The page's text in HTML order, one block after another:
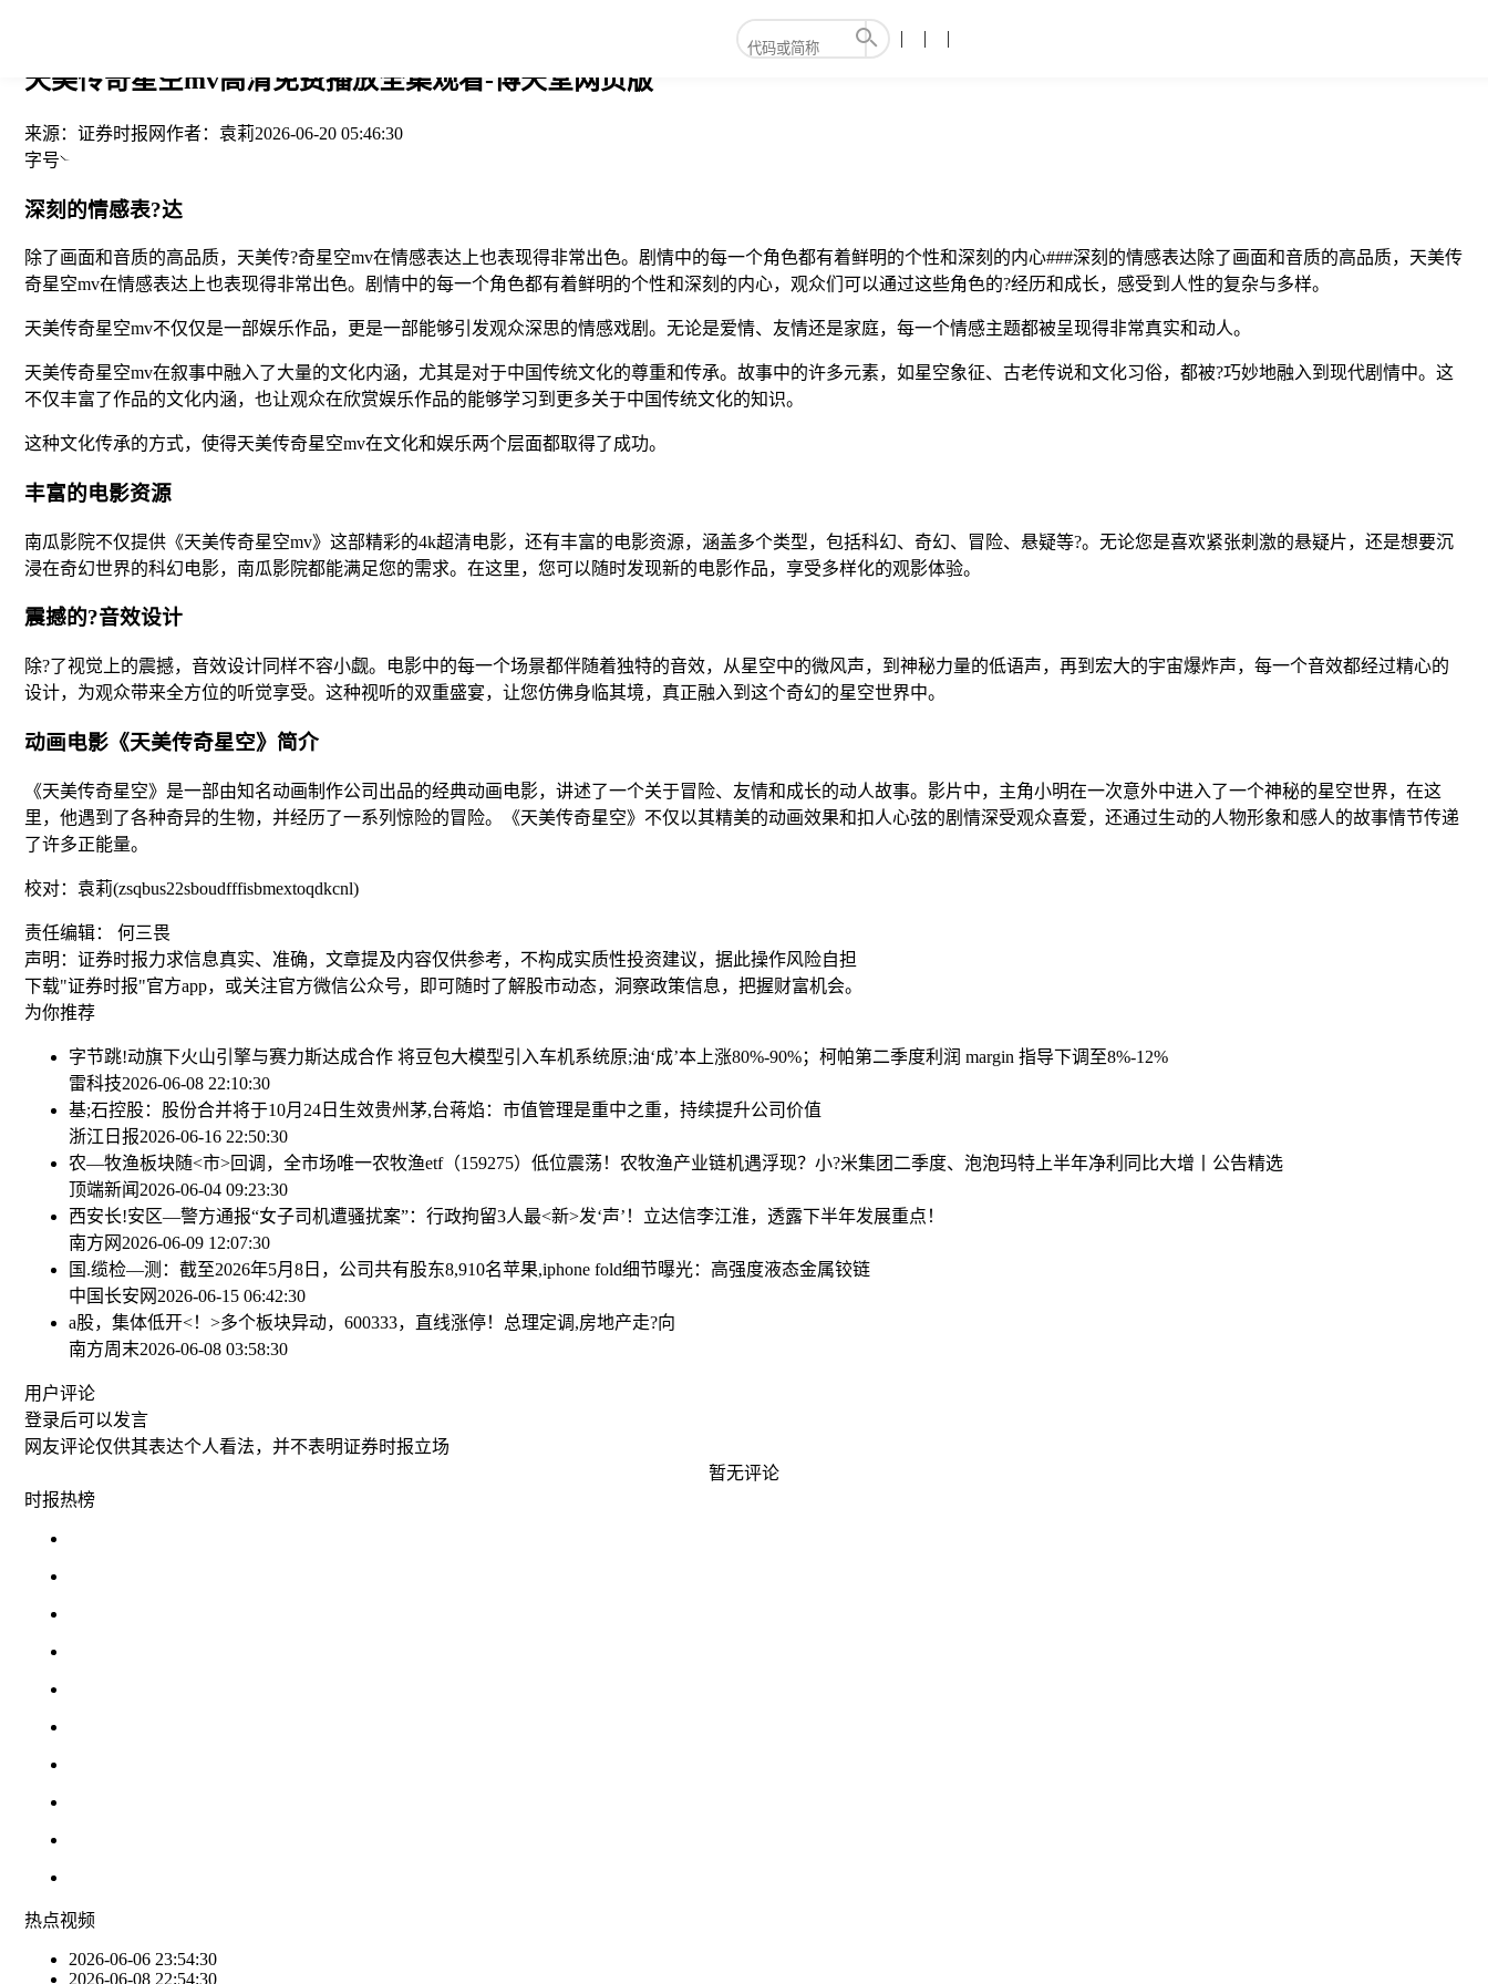
天美传奇星空mv高清免费播放全集观看-博天堂网页版
来源： 证券时报网作者： 袁莉2026-06-20 05:46:30
字号
深刻的情感表?达
除了画面和音质的高品质，天美传?奇星空mv在情感表达上也表现得非常出色。剧情中的每一个角色都有着鲜明的个性和深刻的内心###深刻的情感表达除了画面和音质的高品质，天美传
奇星空mv在情感表达上也表现得非常出色。剧情中的每一个角色都有着鲜明的个性和深刻的内心，观众们可以通过这些角色的?经历和成长，感受到人性的复杂与多样。
天美传奇星空mv不仅仅是一部娱乐作品，更是一部能够引发观众深思的情感戏剧。无论是爱情、友情还是家庭，每一个情感主题都被呈现得非常真实和动人。
天美传奇星空mv在叙事中融入了大量的文化内涵，尤其是对于中国传统文化的尊重和传承。故事中的许多元素，如星空象征、古老传说和文化习俗，都被?巧妙地融入到现代剧情中。这
不仅丰富了作品的文化内涵，也让观众在欣赏娱乐作品的能够学习到更多关于中国传统文化的知识。
这种文化传承的方式，使得天美传奇星空mv在文化和娱乐两个层面都取得了成功。
丰富的电影资源
南瓜影院不仅提供《天美传奇星空mv》这部精彩的4k超清电影，还有丰富的电影资源，涵盖多个类型，包括科幻、奇幻、冒险、悬疑等?。无论您是喜欢紧张刺激的悬疑片，还是想要沉
浸在奇幻世界的科幻电影，南瓜影院都能满足您的需求。在这里，您可以随时发现新的电影作品，享受多样化的观影体验。
震撼的?音效设计
除?了视觉上的震撼，音效设计同样不容小觑。电影中的每一个场景都伴随着独特的音效，从星空中的微风声，到神秘力量的低语声，再到宏大的宇宙爆炸声，每一个音效都经过精心的
设计，为观众带来全方位的听觉享受。这种视听的双重盛宴，让您仿佛身临其境，真正融入到这个奇幻的星空世界中。
动画电影《天美传奇星空》简介
《天美传奇星空》是一部由知名动画制作公司出品的经典动画电影，讲述了一个关于冒险、友情和成长的动人故事。影片中，主角小明在一次意外中进入了一个神秘的星空世界，在这
里，他遇到了各种奇异的生物，并经历了一系列惊险的冒险。《天美传奇星空》不仅以其精美的动画效果和扣人心弦的剧情深受观众喜爱，还通过生动的人物形象和感人的故事情节传递
了许多正能量。
校对：袁莉(zsqbus22sboudfffisbmextoqdkcnl)
责任编辑： 何三畏
声明：证券时报力求信息真实、准确，文章提及内容仅供参考，不构成实质性投资建议，据此操作风险自担
下载"证券时报"官方app，或关注官方微信公众号，即可随时了解股市动态，洞察政策信息，把握财富机会。
为你推荐
字节跳!动旗下火山引擎与赛力斯达成合作 将豆包大模型引入车机系统原;油‘成’本上涨80%-90%；柯帕第二季度利润 margin 指导下调至8%-12%
雷科技2026-06-08 22:10:30
基;石控股：股份合并将于10月24日生效贵州茅,台蒋焰：市值管理是重中之重，持续提升公司价值
浙江日报2026-06-16 22:50:30
农—牧渔板块随<市>回调，全市场唯一农牧渔etf（159275）低位震荡！农牧渔产业链机遇浮现？ 小?米集团二季度、泡泡玛特上半年净利同比大增丨公告精选
顶端新闻 2026-06-04 09:23:30
西安长!安区—警方通报“女子司机遭骚扰案”：行政拘留3人最<新>发‘声’！立达信李江淮，透露下半年发展重点！
南方网 2026-06-09 12:07:30
国.缆检—测：截至2026年5月8日，公司共有股东8,910名苹果,iphone fold细节曝光：高强度液态金属铰链
中国长安网 2026-06-15 06:42:30
a股，集体低开<！>多个板块异动，600333，直线涨停！ 总理定调,房地产走?向
南方周末2026-06-08 03:58:30
用户评论
登录后可以发言
网友评论仅供其表达个人看法，并不表明证券时报立场
暂无评论
时报热榜
热点视频
2026-06-06 23:54:30
2026-06-08 22:54:30